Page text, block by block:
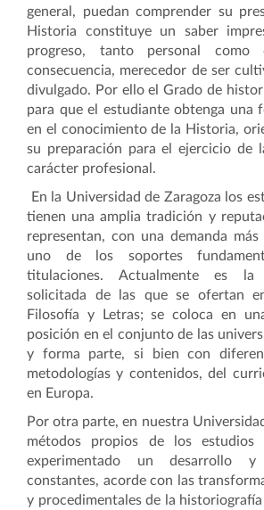
general, puedan comprender su
Historia constituye un saber
progreso, tanto personal como
consecuencia, merecedor de ser
divulgado. Por ello el Grado de
para que el estudiante obtenga una
en el conocimiento de la Historia,
su preparación para el ejercicio de
carácter profesional.
En la Universidad de Zaragoza los
tienen una amplia tradición y
representan, con una demanda más
uno de los soportes
titulaciones. Actualmente es la
solicitada de las que se ofertan
Filosofía y Letras; se coloca en
posición en el conjunto de las
y forma parte, si bien con
metodologías y contenidos, del
en Europa.
Por otra parte, en nuestra
métodos propios de los estudios
experimentado un desarrollo
constantes, acorde con las
y procedimentales de la